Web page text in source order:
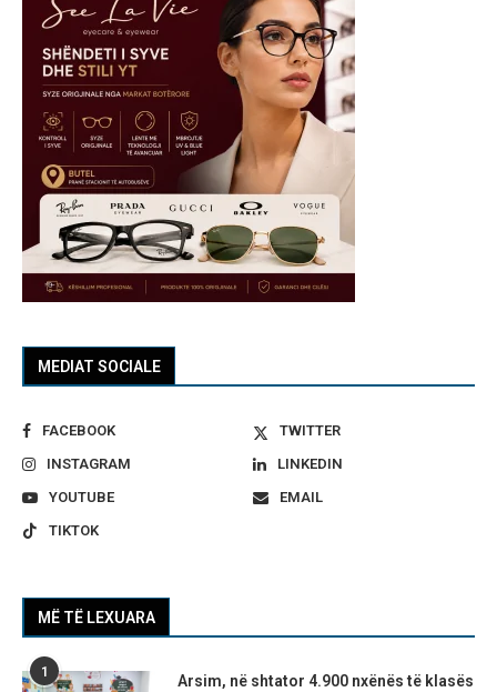
MEDIAT SOCIALE
FACEBOOK
TWITTER
INSTAGRAM
LINKEDIN
YOUTUBE
EMAIL
TIKTOK
MË TË LEXUARA
1
Arsim, në shtator 4.900 nxënës të klasës